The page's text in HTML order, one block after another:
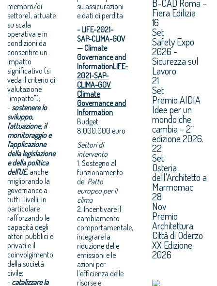
membro/di
settore), attuate
su scala
operativa e in
condizioni da
consentire un
impatto
significativo (si
veda il criterio di
valutazione
"impatto");
-sostenere lo
sviluppo,
l'attuazione, il
monitoraggio e
l'applicazione
della legislazione
e della politica
dell'UE, anche
migliorando la
governance a
tutti i livelli, in
particolare
rafforzando le
capacità degli
attori pubblici e
privati e il
coinvolgimento
della società
civile;
- catalizzare la
su assicurazioni
e dati di perdita
- LIFE-2021-
SAP-CLIMA-GOV
— Climate
Governance and
InformationLIFE-
2021-SAP-
CLIMA-GOV
Climate
Governance and
Information
Budget:
8.000.000 euro
Settori di
intervento
1. Sostegno al
funzionamento
del Patto
europeo per il
clima
2. Incentivare il
cambiamento
comportamentale,
integrare la
riduzione delle
emissioni e le
azioni per
l'efficienza delle
risorse e
B-CAD Roma –
Fiera Edilizia
16
Set
Safety Expo
2026 -
Sicurezza sul
Lavoro
21
Set
Premio AIDIA
Idee per un
mondo che
cambia – 2^
edizione 2026.
22
Set
Osteria
dell'Architetto a
Marmomac
28
Nov
Premio
Architettura
Città di Oderzo
XX Edizione
2026